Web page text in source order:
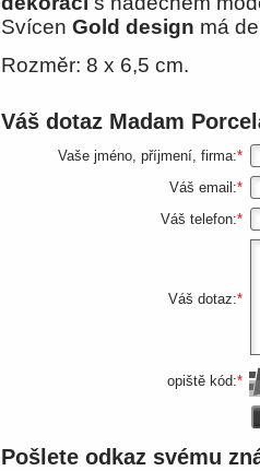
Svícen Gold design má
Rozměr: 8 x 6,5 cm.
Váš dotaz Madam
Vaše jméno, příjmení, firma:*
Váš email:*
Váš telefon:*
Váš dotaz:*
opiště kód:*
Pošlete odkaz svému